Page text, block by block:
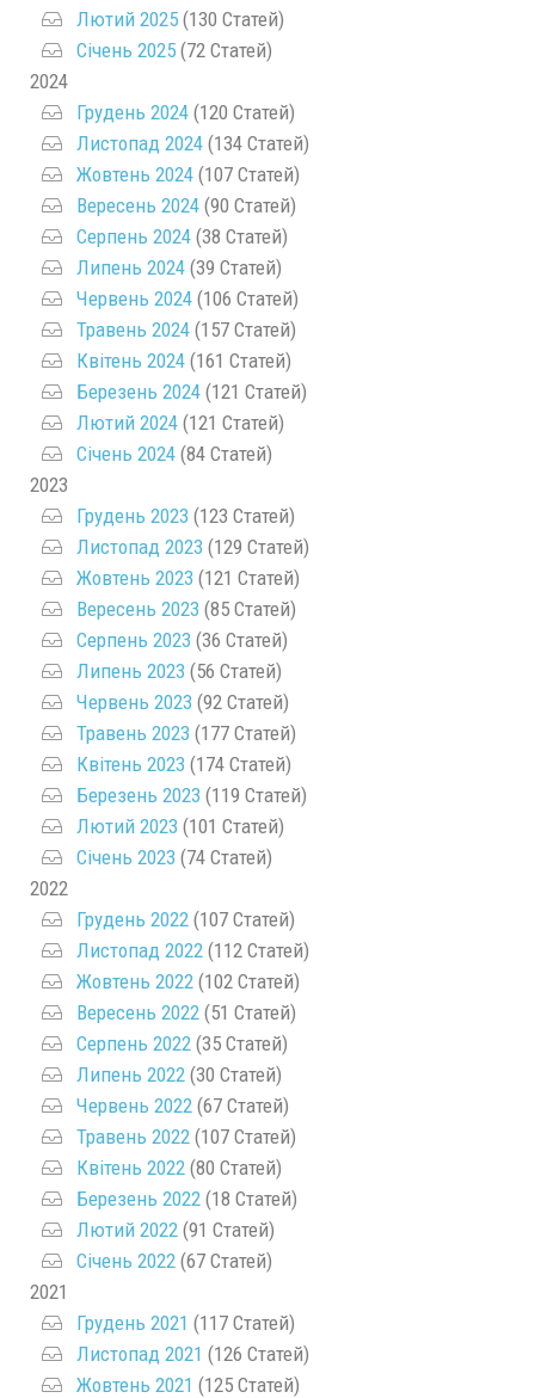
Лютий 2025 (130 Статей)
Січень 2025 (72 Статей)
2024
Грудень 2024 (120 Статей)
Листопад 2024 (134 Статей)
Жовтень 2024 (107 Статей)
Вересень 2024 (90 Статей)
Серпень 2024 (38 Статей)
Липень 2024 (39 Статей)
Червень 2024 (106 Статей)
Травень 2024 (157 Статей)
Квітень 2024 (161 Статей)
Березень 2024 (121 Статей)
Лютий 2024 (121 Статей)
Січень 2024 (84 Статей)
2023
Грудень 2023 (123 Статей)
Листопад 2023 (129 Статей)
Жовтень 2023 (121 Статей)
Вересень 2023 (85 Статей)
Серпень 2023 (36 Статей)
Липень 2023 (56 Статей)
Червень 2023 (92 Статей)
Травень 2023 (177 Статей)
Квітень 2023 (174 Статей)
Березень 2023 (119 Статей)
Лютий 2023 (101 Статей)
Січень 2023 (74 Статей)
2022
Грудень 2022 (107 Статей)
Листопад 2022 (112 Статей)
Жовтень 2022 (102 Статей)
Вересень 2022 (51 Статей)
Серпень 2022 (35 Статей)
Липень 2022 (30 Статей)
Червень 2022 (67 Статей)
Травень 2022 (107 Статей)
Квітень 2022 (80 Статей)
Березень 2022 (18 Статей)
Лютий 2022 (91 Статей)
Січень 2022 (67 Статей)
2021
Грудень 2021 (117 Статей)
Листопад 2021 (126 Статей)
Жовтень 2021 (125 Статей)